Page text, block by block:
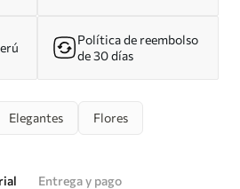
Política de reembolso
de 30 días
Elegantes Flores
Entrega y pago